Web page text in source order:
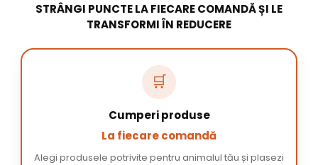
STRÂNGI PUNCTE LA FIECARE COMANDĂ ȘI LE
TRANSFORMI ÎN REDUCERE
🛒
Cumperi produse
La fiecare comandă
Alegi produsele potrivite pentru animalul tău și plasezi